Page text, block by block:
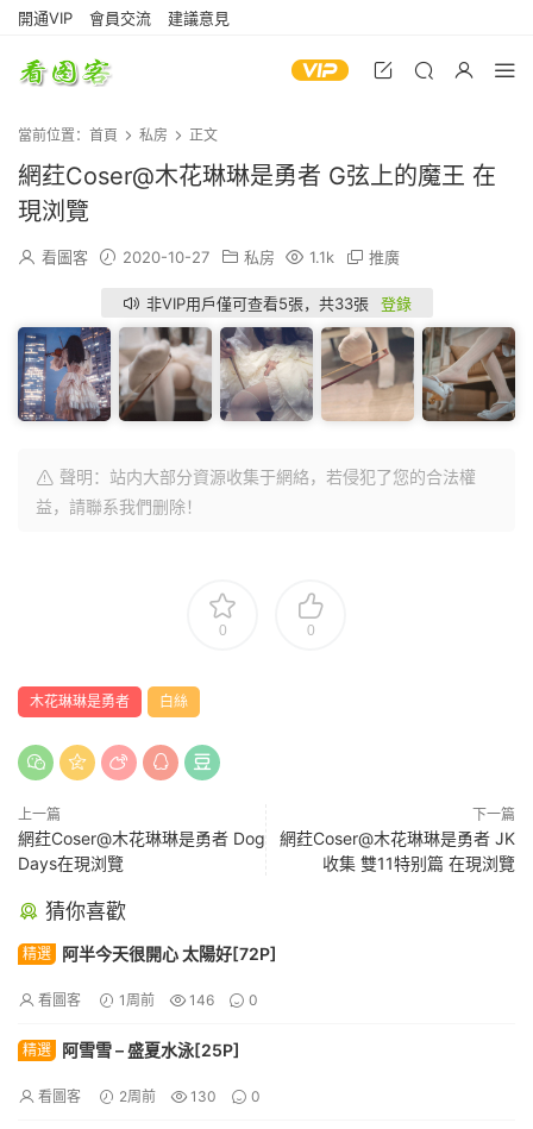
開通VIP 會員交流 建議意見
當前位置： 首頁 私房 正文
網荭Coser@木花琳琳是勇者 G弦上的魔王 在
現浏覽
看圖客 2020-10-27 私房 1.1k 推廣
非VIP用戶僅可查看5張，共33張 登錄
聲明：站内大部分資源收集于網絡，若侵犯了您的合法權
益，請聯系我們删除！
0 0
木花琳琳是勇者 白絲
上一篇
網荭Coser@木花琳琳是勇者 Dog
Days在現浏覽
下一篇
網荭Coser@木花琳琳是勇者 JK
收集 雙11特别篇 在現浏覽
猜你喜歡
精選 阿半今天很開心 太陽好[72P]
看圖客 1周前 146 0
精選 阿雪雪 – 盛夏水泳[25P]
看圖客 2周前 130 0